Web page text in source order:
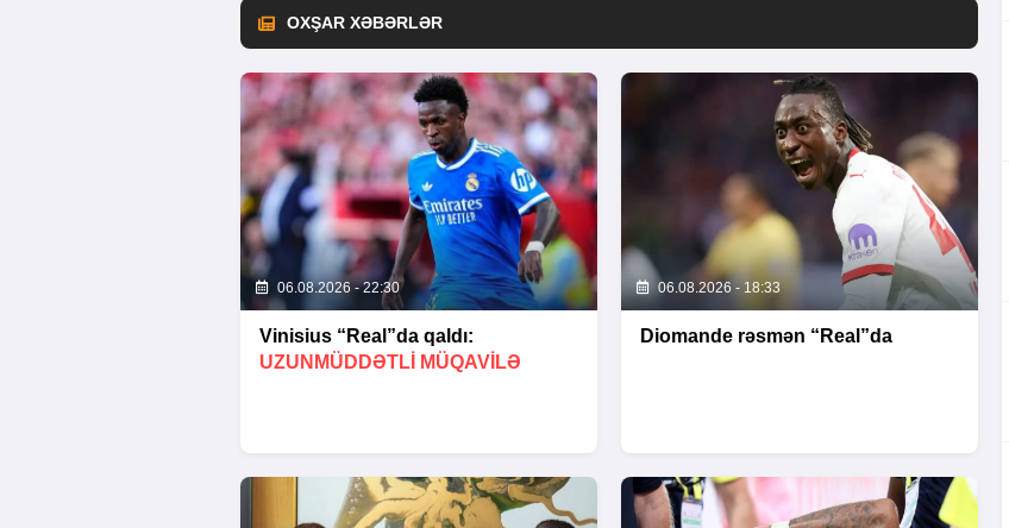
OXŞAR XƏBƏRLƏR
06.08.2026 - 22:30
Vinisius “Real”da qaldı:
UZUNMÜDDƏTLİ MÜQAVİLƏ
06.08.2026 - 18:33
Diomande rəsmən “Real”da